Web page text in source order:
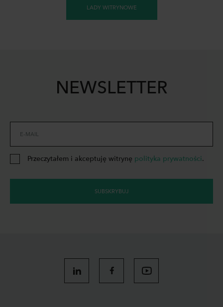
LADY WITRYNOWE
NEWSLETTER
E-MAIL
Przeczytałem i akceptuję witrynę polityka prywatności.
SUBSKRYBUJ